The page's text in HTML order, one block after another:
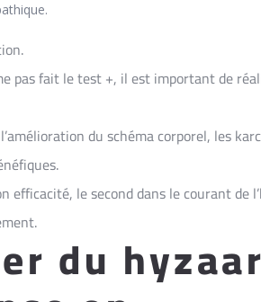
pas fait le test +, il est important de
du schéma corporel, les
efficacité, le second dans le courant de
du hyzaar